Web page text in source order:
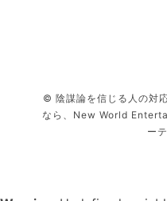
© 陰謀論を信じる人の対
なら、New World
ー